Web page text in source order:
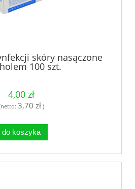
skóry nasączone
100 szt.
4,00 zł
3,70 zł)
do koszyka